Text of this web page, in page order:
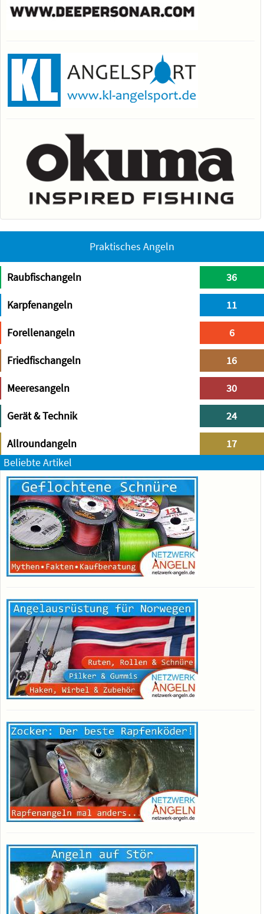
Praktisches Angeln
Raubfischangeln 36
Karpfenangeln 11
Forellenangeln 6
Friedfischangeln 16
Meeresangeln 30
Gerät & Technik 24
Allroundangeln
17
Beliebte Artikel